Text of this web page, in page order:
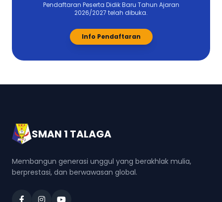
Pendaftaran Peserta Didik Baru Tahun Ajaran
2026/2027 telah dibuka.
Info Pendaftaran
SMAN 1 TALAGA
Membangun generasi unggul yang berakhlak mulia,
berprestasi, dan berwawasan global.